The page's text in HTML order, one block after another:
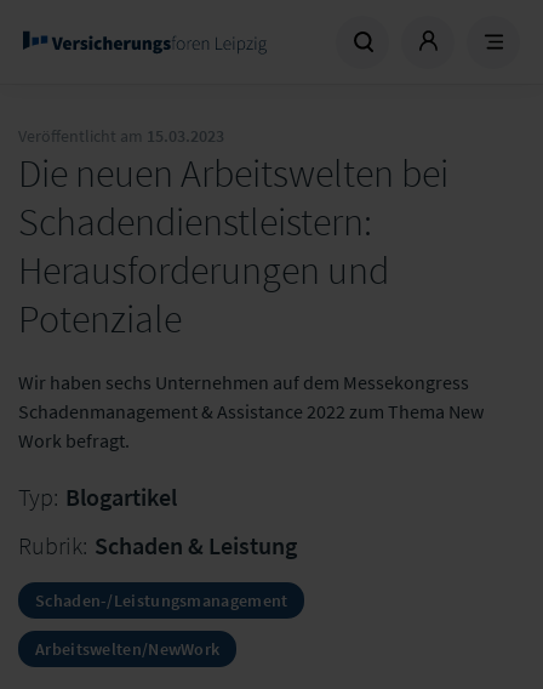
Veröffentlicht am 15.03.2023
Die neuen Arbeitswelten bei
Schadendienstleistern:
Herausforderungen und
Potenziale
Wir haben sechs Unternehmen auf dem Messekongress
Schadenmanagement & Assistance 2022 zum Thema New
Work befragt.
Typ: Blogartikel
Rubrik: Schaden & Leistung
Schaden-/Leistungsmanagement
Arbeitswelten/NewWork